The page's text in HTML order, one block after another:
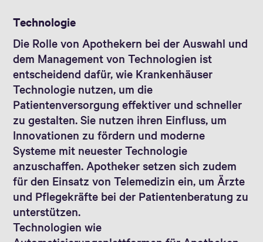
Technologie
Die Rolle von Apothekern bei der Auswahl und
dem Management von Technologien ist
entscheidend dafür, wie Krankenhäuser
Technologie nutzen, um die
Patientenversorgung effektiver und schneller
zu gestalten. Sie nutzen ihren Einfluss, um
Innovationen zu fördern und moderne
Systeme mit neuester Technologie
anzuschaffen. Apotheker setzen sich zudem
für den Einsatz von Telemedizin ein, um Ärzte
und Pflegekräfte bei der Patientenberatung zu
unterstützen.
Technologien wie